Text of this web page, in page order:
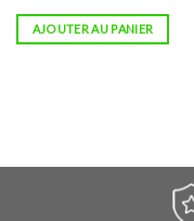
AJOUTER AU PANIER